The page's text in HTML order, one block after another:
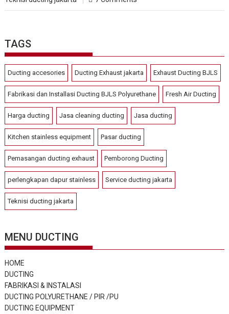
TAGS
Ducting accesories Ducting Exhaust jakarta Exhaust Ducting BJLS
Fabrikasi dan Installasi Ducting BJLS Polyurethane Fresh Air Ducting
Harga ducting Jasa cleaning ducting Jasa ducting
Kitchen stainless equipment Pasar ducting
Pemasangan ducting exhaust Pemborong Ducting
perlengkapan dapur stainless Service ducting jakarta
Teknisi ducting jakarta
MENU DUCTING
HOME
DUCTING
FABRIKASI & INSTALASI
DUCTING POLYURETHANE / PIR /PU
DUCTING EQUIPMENT